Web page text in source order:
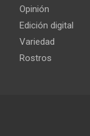
Opinión
Edición digital
Variedad
Rostros